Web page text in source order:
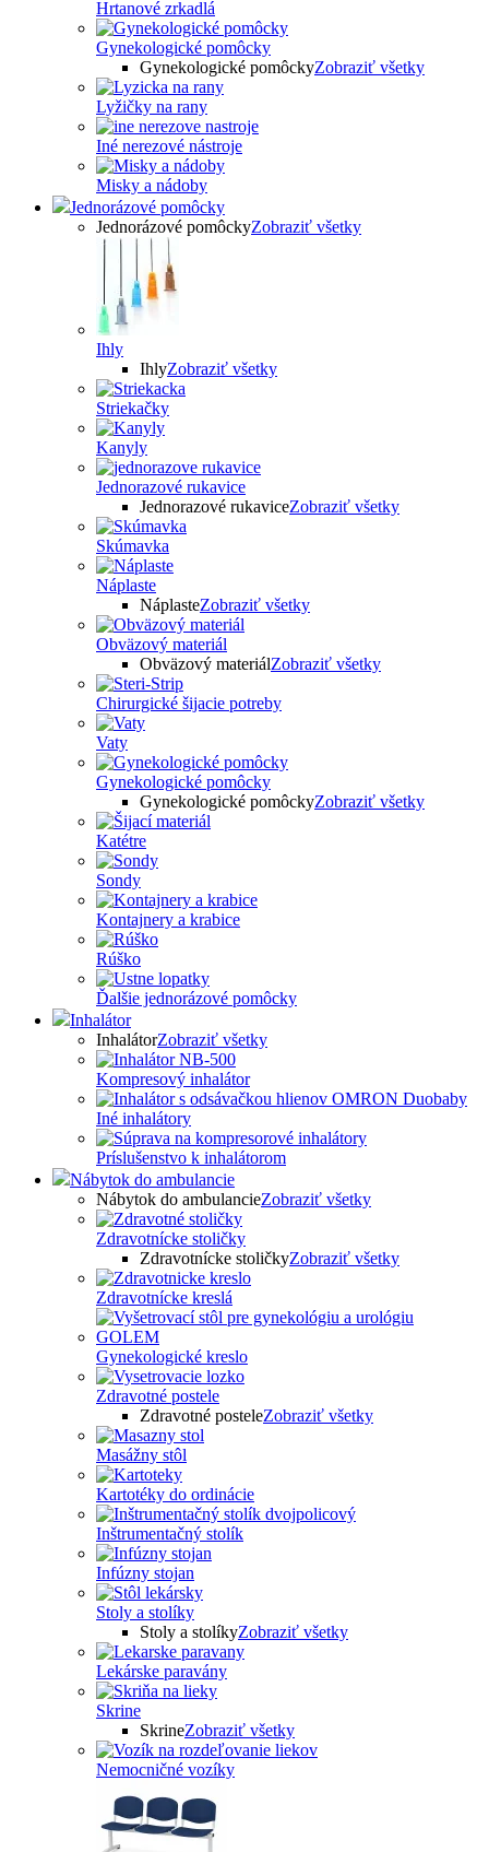
Hrtanové zrkadlá
Gynekologické pomôcky
Gynekologické pomôckyZobraziť všetky
Lyžičky na rany
Iné nerezové nástroje
Misky a nádoby
Jednorázové pomôcky
Jednorázové pomôckyZobraziť všetky
Ihly
IhlyZobraziť všetky
Striekačky
Kanyly
Jednorazové rukavice
Jednorazové rukaviceZobraziť všetky
Skúmavka
Náplaste
NáplasteZobraziť všetky
Obväzový materiál
Obväzový materiálZobraziť všetky
Chirurgické šijacie potreby
Vaty
Gynekologické pomôcky
Gynekologické pomôckyZobraziť všetky
Katétre
Sondy
Kontajnery a krabice
Rúško
Ďalšie jednorázové pomôcky
Inhalátor
InhalátorZobraziť všetky
Kompresový inhalátor
Iné inhalátory
Príslušenstvo k inhalátorom
Nábytok do ambulancie
Nábytok do ambulancieZobraziť všetky
Zdravotnícke stoličky
Zdravotnícke stoličkyZobraziť všetky
Zdravotnícke kreslá
Gynekologické kreslo
Zdravotné postele
Zdravotné posteleZobraziť všetky
Masážny stôl
Kartotéky do ordinácie
Inštrumentačný stolík
Infúzny stojan
Stoly a stolíky
Stoly a stolíkyZobraziť všetky
Lekárske paravány
Skrine
SkrineZobraziť všetky
Nemocničné vozíky